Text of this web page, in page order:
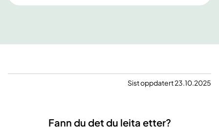
Sist oppdatert 23.10.2025
Fann du det du leita etter?